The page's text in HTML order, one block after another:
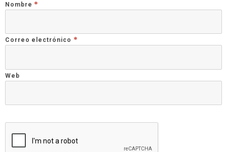
Nombre *
Correo electrónico *
Web